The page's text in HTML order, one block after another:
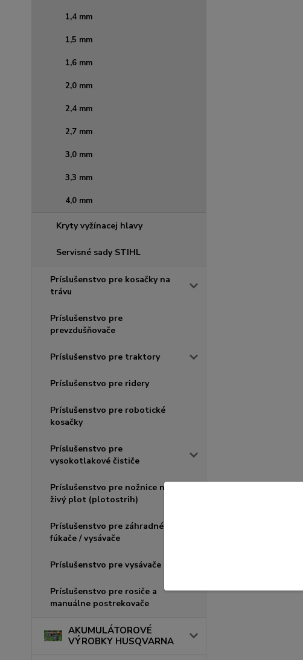
1,4 mm
1,5 mm
1,6 mm
2,0 mm
2,4 mm
2,7 mm
3,0 mm
3,3 mm
4,0 mm
Kryty vyžínacej hlavy
Servisné sady STIHL
Príslušenstvo pre kosačky na
trávu
Príslušenstvo pre
prevzdušňovače
Príslušenstvo pre traktory
Príslušenstvo pre ridery
Príslušenstvo pre robotické
kosačky
Príslušenstvo pre
vysokotlakové čističe
Príslušenstvo pre nožnice na
živý plot (plotostrih)
Príslušenstvo pre záhradné
fúkače / vysávače
Príslušenstvo pre vysávače
Príslušenstvo pre rosiče a
manuálne postrekovače
AKUMULÁTOROVÉ
VÝROBKY HUSQVARNA